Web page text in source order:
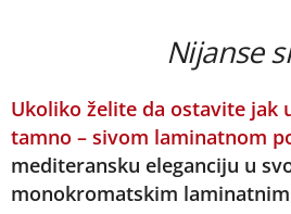
Nijanse
Ukoliko želite da ostavite jak
tamno – sivom laminatnom
mediteransku eleganciju u
monokromatskim